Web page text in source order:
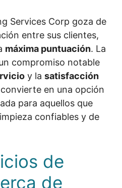
Services Corp goza de
entre sus clientes,
máxima puntuación. La
compromiso notable
y la satisfacción
en una opción
para aquellos que
confiables y de
de
de